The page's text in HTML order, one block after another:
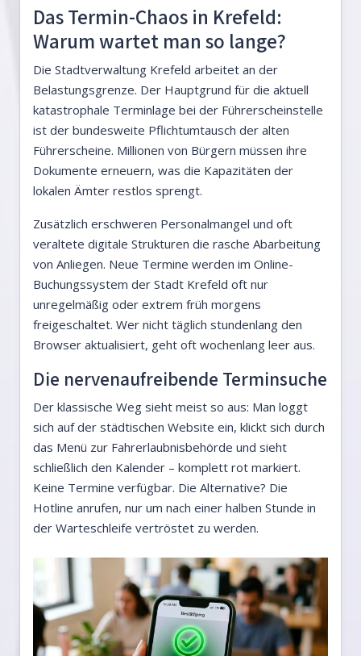
Das Termin-Chaos in Krefeld:
Warum wartet man so lange?
Die Stadtverwaltung Krefeld arbeitet an der
Belastungsgrenze. Der Hauptgrund für die aktuell
katastrophale Terminlage bei der Führerscheinstelle
ist der bundesweite Pflichtumtausch der alten
Führerscheine. Millionen von Bürgern müssen ihre
Dokumente erneuern, was die Kapazitäten der
lokalen Ämter restlos sprengt.
Zusätzlich erschweren Personalmangel und oft
veraltete digitale Strukturen die rasche Abarbeitung
von Anliegen. Neue Termine werden im Online-
Buchungssystem der Stadt Krefeld oft nur
unregelmäßig oder extrem früh morgens
freigeschaltet. Wer nicht täglich stundenlang den
Browser aktualisiert, geht oft wochenlang leer aus.
Die nervenaufreibende Terminsuche
Der klassische Weg sieht meist so aus: Man loggt
sich auf der städtischen Website ein, klickt sich durch
das Menü zur Fahrerlaubnisbehörde und sieht
schließlich den Kalender – komplett rot markiert.
Keine Termine verfügbar. Die Alternative? Die
Hotline anrufen, nur um nach einer halben Stunde in
der Warteschleife vertröstet zu werden.